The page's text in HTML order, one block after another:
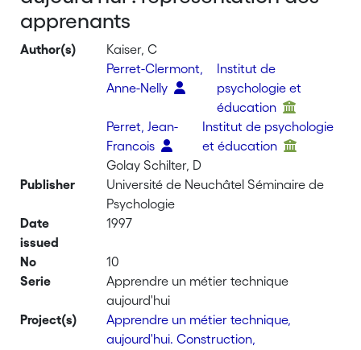
apprenants
Author(s)
Kaiser, C
Perret-Clermont,
Anne-Nelly
Institut de
psychologie et
éducation
Perret, Jean-
Francois
Institut de psychologie
et éducation
Golay Schilter, D
Publisher
Université de Neuchâtel Séminaire de
Psychologie
Date
issued
1997
No
10
Serie
Apprendre un métier technique
aujourd'hui
Project(s)
Apprendre un métier technique,
aujourd'hui. Construction,